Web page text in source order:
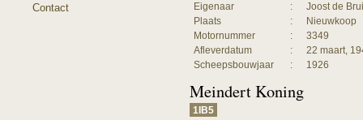
Eigenaar :
Joost de
Plaats
:
Nieuwkoop
Motornummer
:
3349
Afleverdatum
:
22 maart,
Scheepsbouwjaar
: 1926
Meindert Koning
1IB5
Contact